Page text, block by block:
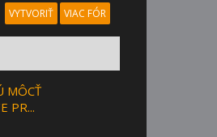
VYTVORIŤ VIAC FÓR
MÔCŤ
PR...